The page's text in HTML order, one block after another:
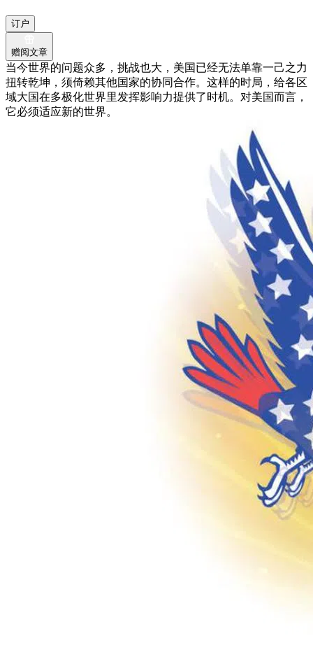
订户
赠阅文章
当今世界的问题众多，挑战也大，美国已经无法单靠一己之力
扭转乾坤，须倚赖其他国家的协同合作。这样的时局，给各区
域大国在多极化世界里发挥影响力提供了时机。对美国而言，
它必须适应新的世界。